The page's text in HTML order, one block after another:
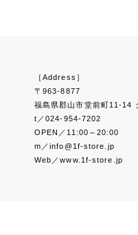
［Address］
〒963-8877
福島県郡山市堂前町11-14
t／024-954-7202
OPEN／11:00～20:00
m／info@1f-store.jp
Web／www.1f-store.jp